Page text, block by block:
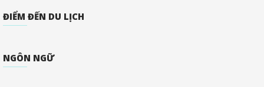
ĐIỂM ĐẾN DU LỊCH
NGÔN NGỮ